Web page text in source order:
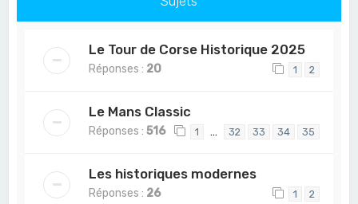
Le Tour de Corse Historique 2025
Réponses : 20 1 2
Le Mans Classic
Réponses :516 1 … 32 33 34 35
Les historiques modernes
Réponses : 26 1 2